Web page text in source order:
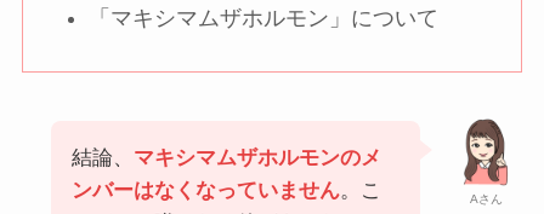
「マキシマムザホルモン」について
Aさん
結論、 マキシマムザホルモンのメ
ンバーはなくなっていません。こ